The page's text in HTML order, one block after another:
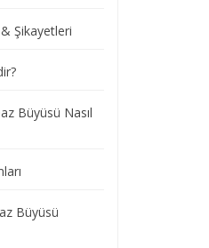
Şikayetleri
Büyüsü Nasıl
Büyüsü